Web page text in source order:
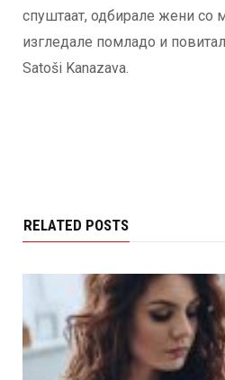
спуштаат, одбирале жени со
изгледале помладо и
Satoši Kanazava.
RELATED POSTS